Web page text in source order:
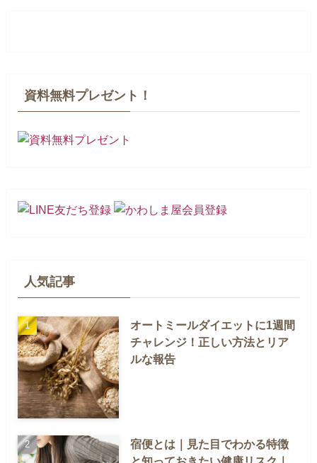
資料無料プレゼント！
人気記事
オートミールダイエットに1週間
チャレンジ！正しい方法とリア
ルな報告
宿便とは｜見た目でわかる特徴